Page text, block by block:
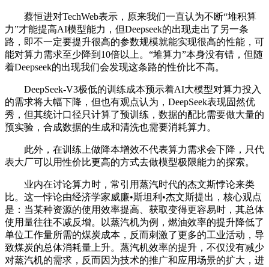
蔡恒进对TechWeb表示，原来我们一直认为不断“堆积算
力”才能提高AI模型能力，但Deepseek的出现走出了另一条
路，即不一定要提升很高的参数规模就能实现很高的性能，可
能对算力需求至少降到10倍以上。“堆算力”本身没有错，但随
着Deepseek的出现我们会发现这条路的性价比不高。
DeepSeek-V3极低的训练成本预示着AI大模型对算力投入
的需求将大幅下降，但也有观点认为，DeepSeek表现固然优
秀，但其统计口径只计算了预训练，数据的配比需要做大量的
预实验，合成数据的生成和清洗也需要消耗算力。
此外，在训练上做降本增效不代表算力需求会下降，只代
表大厂可以用性价比更高的方式去做模型极限能力的探索。
业内在讨论算力时，常引用蒸汽时代的杰文斯悖论来类
比。这一悖论由经济学家威廉•斯坦利•杰文斯提出，核心观点
是：当某种资源的使用效率提高、获取变得更容易时，其总体
使用量往往不减反增。以蒸汽机为例，燃油效率的提升降低了
单位工作量所需的煤炭成本，反而刺激了更多的工业活动，导
致煤炭的总体消耗量上升。蒸汽机效率的提升，不仅没有减少
对蒸汽机的需求，反而因为技术的推广和应用场景的扩大，进